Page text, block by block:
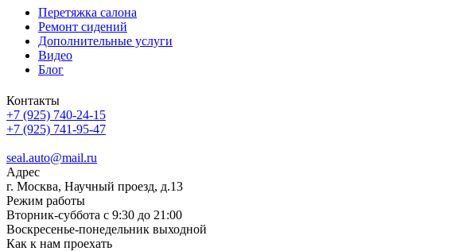
Перетяжка салона
Ремонт сидений
Дополнительные услуги
Видео
Блог
Контакты
+7 (925) 740-24-15
+7 (925) 741-95-47
seal.auto@mail.ru
Адрес
г. Москва, Научный проезд, д.13
Режим работы
Вторник-суббота с 9:30 до 21:00
Воскресенье-понедельник выходной
Как к нам проехать